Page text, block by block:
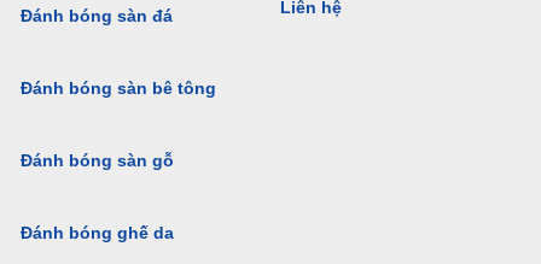
Đánh bóng sàn đá
Đánh bóng sàn bê tông
Đánh bóng sàn gỗ
Đánh bóng ghế da
Liên hệ